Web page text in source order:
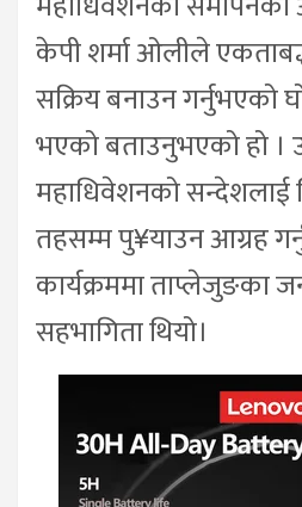
केपी शर्मा ओलीले
सक्रिय बनाउन गर्नुभएको
भएको बताउनुभएको हो ।
महाधिवेशनको सन्देशलाई
तहसम्म पु¥याउन आग्रह
कार्यक्रममा ताप्लेजुङका
सहभागिता थियो।